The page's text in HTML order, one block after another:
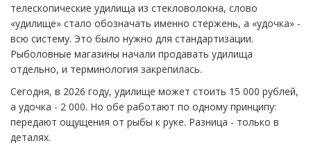
телескопические удилища из стекловолокна, слово
«удилище» стало обозначать именно стержень, а «удочка» -
всю систему. Это было нужно для стандартизации.
Рыболовные магазины начали продавать удилища
отдельно, и терминология закрепилась.
Сегодня, в 2026 году, удилище может стоить 15 000 рублей,
а удочка - 2 000. Но обе работают по одному принципу:
передают ощущения от рыбы к руке. Разница - только в
деталях.